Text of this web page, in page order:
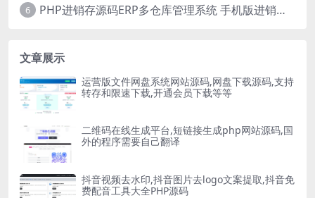
6 PHP进销存源码ERP多仓库管理系统 手机版进销存 php网络版进销存小程序
文章展示
运营版文件网盘系统网站源码,网盘下载源码,支持
转存和限速下载,开通会员下载等等
二维码在线生成平台,短链接生成php网站源码,国
外的程序需要自己翻译
抖音视频去水印,抖音图片去logo文案提取,抖音免
费配音工具大全PHP源码